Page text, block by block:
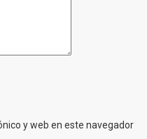
y web en este navegador